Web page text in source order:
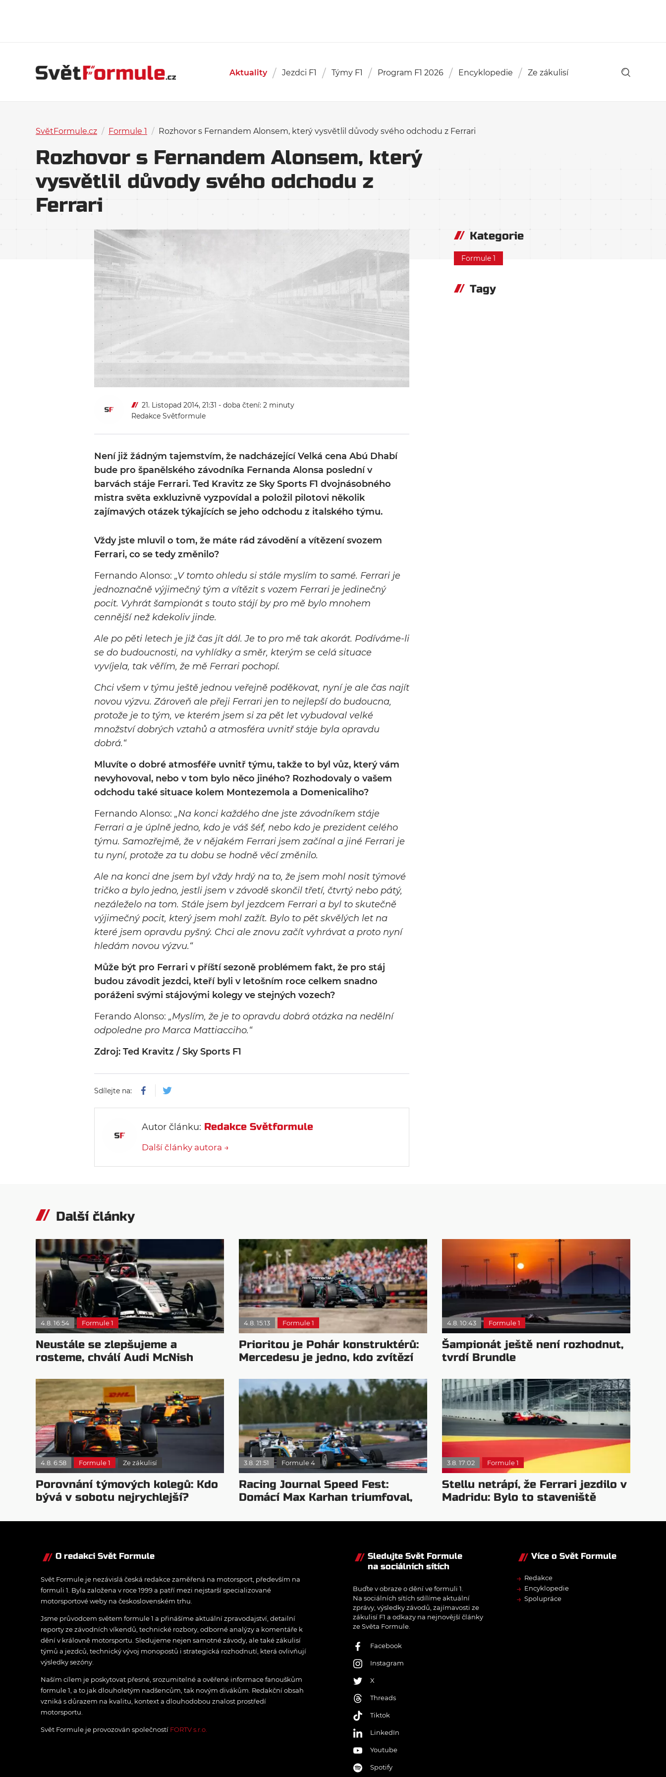
Aktuality Jezdci F1 Týmy F1 Program F1 2026 Encyklopedie Ze zákulisí
SvětFormule.cz / Formule 1 / Rozhovor s Fernandem Alonsem, který vysvětlil důvody svého odchodu z Ferrari
Rozhovor s Fernandem Alonsem, který
vysvětlil důvody svého odchodu z
Ferrari
21. Listopad 2014, 21:31 - doba čtení: 2 minuty
Redakce Světformule
Není již žádným tajemstvím, že nadcházející Velká cena Abú Dhabí
bude pro španělského závodníka Fernanda Alonsa poslední v
barvách stáje Ferrari. Ted Kravitz ze Sky Sports F1 dvojnásobného
mistra světa exkluzivně vyzpovídal a položil pilotovi několik
zajímavých otázek týkajících se jeho odchodu z italského týmu.
Vždy jste mluvil o tom, že máte rád závodění a vítězení svozem
Ferrari, co se tedy změnilo?
Fernando Alonso: „V tomto ohledu si stále myslím to samé. Ferrari je
jednoznačně výjimečný tým a vítězit s vozem Ferrari je jedinečný
pocit. Vyhrát šampionát s touto stájí by pro mě bylo mnohem
cennější než kdekoliv jinde.
Ale po pěti letech je již čas jít dál. Je to pro mě tak akorát. Podíváme-li
se do budoucnosti, na vyhlídky a směr, kterým se celá situace
vyvíjela, tak věřím, že mě Ferrari pochopí.
Chci všem v týmu ještě jednou veřejně poděkovat, nyní je ale čas najít
novou výzvu. Zároveň ale přeji Ferrari jen to nejlepší do budoucna,
protože je to tým, ve kterém jsem si za pět let vybudoval velké
množství dobrých vztahů a atmosféra uvnitř stáje byla opravdu
dobrá.“
Mluvíte o dobré atmosféře uvnitř týmu, takže to byl vůz, který vám
nevyhovoval, nebo v tom bylo něco jiného? Rozhodovaly o vašem
odchodu také situace kolem Montezemola a Domenicaliho?
Fernando Alonso: „Na konci každého dne jste závodníkem stáje
Ferrari a je úplně jedno, kdo je váš šéf, nebo kdo je prezident celého
týmu. Samozřejmě, že v nějakém Ferrari jsem začínal a jiné Ferrari je
tu nyní, protože za tu dobu se hodně věcí změnilo.
Ale na konci dne jsem byl vždy hrdý na to, že jsem mohl nosit týmové
tričko a bylo jedno, jestli jsem v závodě skončil třetí, čtvrtý nebo pátý,
nezáleželo na tom. Stále jsem byl jezdcem Ferrari a byl to skutečně
výjimečný pocit, který jsem mohl zažít. Bylo to pět skvělých let na
které jsem opravdu pyšný. Chci ale znovu začít vyhrávat a proto nyní
hledám novou výzvu.“
Může být pro Ferrari v příští sezoně problémem fakt, že pro stáj
budou závodit jezdci, kteří byli v letošním roce celkem snadno
poráženi svými stájovými kolegy ve stejných vozech?
Ferando Alonso: „Myslím, že je to opravdu dobrá otázka na nedělní
odpoledne pro Marca Mattiacciho.“
Zdroj: Ted Kravitz / Sky Sports F1
Sdílejte na:
Autor článku: Redakce Světformule
Další články autora →
Kategorie
Formule 1
Tagy
Další články
4.8. 16:54 Formule 1
Neustále se zlepšujeme a
rosteme, chválí Audi McNish
4.8. 15:13 Formule 1
Prioritou je Pohár konstruktérů:
Mercedesu je jedno, kdo zvítězí
4.8. 10:43 Formule 1
Šampionát ještě není rozhodnut,
tvrdí Brundle
4.8. 6:58 Formule 1 Ze zákulisí
Porovnání týmových kolegů: Kdo
bývá v sobotu nejrychlejší?
3.8. 21:51 Formule 4
Racing Journal Speed Fest:
Domácí Max Karhan triumfoval,
3.8. 17:02 Formule 1
Stellu netrápí, že Ferrari jezdilo v
Madridu: Bylo to staveniště
O redakci Svět Formule
Svět Formule je nezávislá česká redakce zaměřená na motorsport, především na
formuli 1. Byla založena v roce 1999 a patří mezi nejstarší specializované
motorsportové weby na československém trhu.
Jsme průvodcem světem formule 1 a přinášíme aktuální zpravodajství, detailní
reporty ze závodních víkendů, technické rozbory, odborné analýzy a komentáře k
dění v královně motorsportu. Sledujeme nejen samotné závody, ale také zákulisí
týmů a jezdců, technický vývoj monopostů i strategická rozhodnutí, která ovlivňují
výsledky sezóny.
Naším cílem je poskytovat přesné, srozumitelné a ověřené informace fanouškům
formule 1, a to jak dlouholetým nadšencům, tak novým divákům. Redakční obsah
vzniká s důrazem na kvalitu, kontext a dlouhodobou znalost prostředí
motorsportu.
Svět Formule je provozován společností FORTV s.r.o.
Sledujte Svět Formule
na sociálních sítích
Buďte v obraze o dění ve formuli 1.
Na sociálních sítích sdílíme aktuální
zprávy, výsledky závodů, zajímavosti ze
zákulisí F1 a odkazy na nejnovější články
ze Světa Formule.
Facebook
Instagram
X
Threads
Tiktok
LinkedIn
Youtube
Spotify
Více o Svět Formule
→ Redakce
→ Encyklopedie
→ Spolupráce